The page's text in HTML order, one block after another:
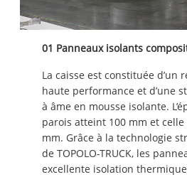
01 Panneaux isolants
La caisse est constituée d’un
haute performance et d’une
à âme en mousse isolante.
parois atteint 100 mm et
mm. Grâce à la technologie
de TOPOLO-TRUCK, les
excellente isolation